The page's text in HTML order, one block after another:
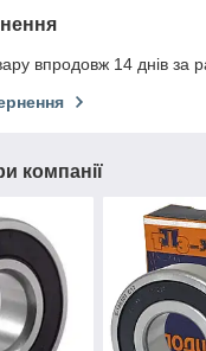
впродовж 14 днів за
компанії